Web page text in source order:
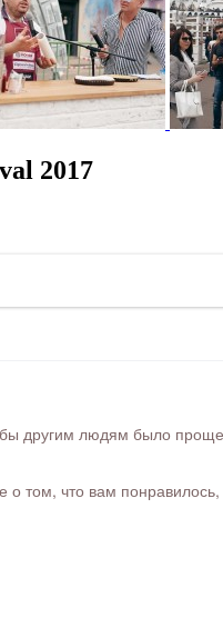
2017
другим людям было
том, что вам